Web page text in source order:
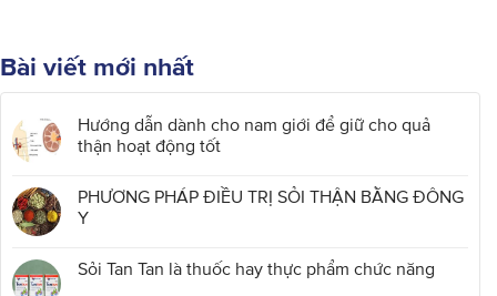
Bài viết mới nhất
Hướng dẫn dành cho nam giới để giữ cho quả
thận hoạt động tốt
PHƯƠNG PHÁP ĐIỀU TRỊ SỎI THẬN BẰNG ĐÔNG
Y
Sỏi Tan Tan là thuốc hay thực phẩm chức năng